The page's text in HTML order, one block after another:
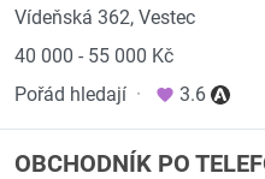
Vídeňská 362, Vestec
40 000 - 55 000 Kč
Pořád hledají · 3.6
OBCHODNÍK PO